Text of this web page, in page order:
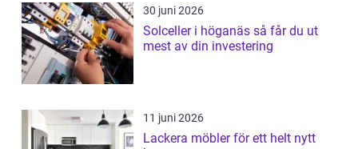
30 juni 2026
Solceller i höganäs så får du ut
mest av din investering
11 juni 2026
Lackera möbler för ett helt nytt